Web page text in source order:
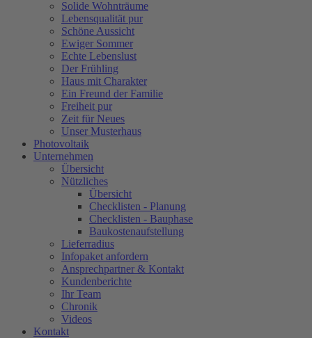
Solide Wohnträume
Lebensqualität pur
Schöne Aussicht
Ewiger Sommer
Echte Lebenslust
Der Frühling
Haus mit Charakter
Ein Freund der Familie
Freiheit pur
Zeit für Neues
Unser Musterhaus
Photovoltaik
Unternehmen
Übersicht
Nützliches
Übersicht
Checklisten - Planung
Checklisten - Bauphase
Baukostenaufstellung
Lieferradius
Infopaket anfordern
Ansprechpartner & Kontakt
Kundenberichte
Ihr Team
Chronik
Videos
Kontakt